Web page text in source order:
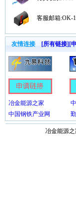
客服邮箱:OK-
友情连接 [所有链接] [
冶金能源之家
中国钢铁产业网
冶金能源